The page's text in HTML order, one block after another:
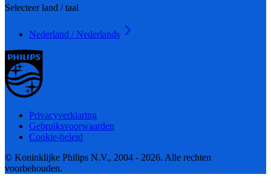
Selecteer land / taal
Nederland / Nederlands
Privacyverklaring
Gebruiksvoorwaarden
Cookie-beleid
© Koninklijke Philips N.V., 2004 - 2026. Alle rechten
voorbehouden.